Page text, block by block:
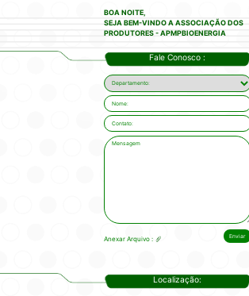
BOA NOITE,
SEJA BEM-VINDO A ASSOCIAÇÃO DOS
PRODUTORES - APMPBIOENERGIA
Fale Conosco :
Anexar Arquivo :
Localização: